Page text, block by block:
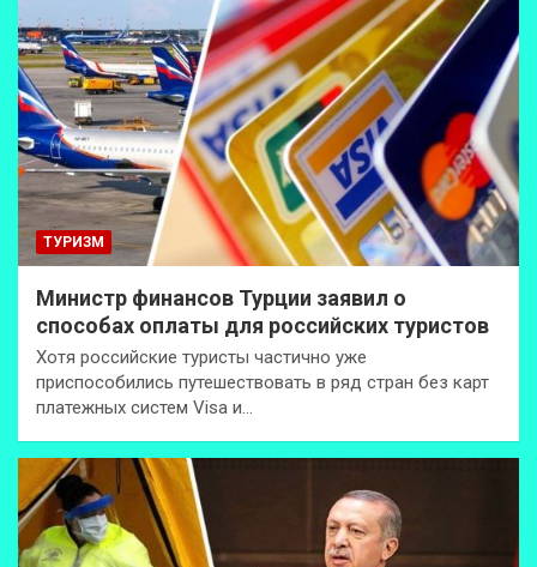
ТУРИЗМ
Министр финансов Турции заявил о
способах оплаты для российских туристов
Хотя российские туристы частично уже
приспособились путешествовать в ряд стран без карт
платежных систем Visa и…